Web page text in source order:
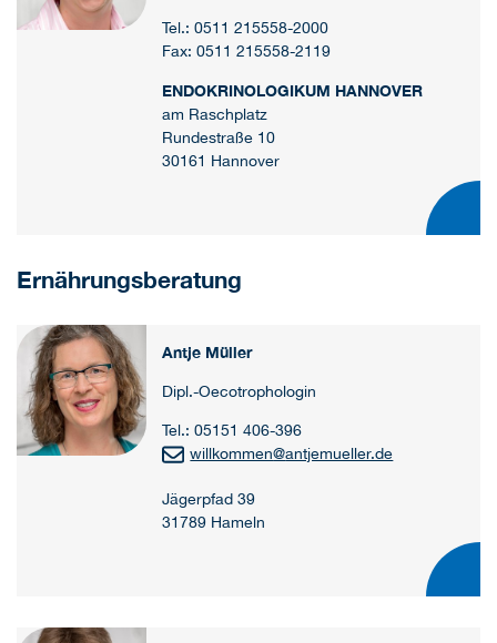
Tel.: 0511 215558-2000
Fax: 0511 215558-2119
ENDOKRINOLOGIKUM HANNOVER
am Raschplatz
Rundestraße 10
30161 Hannover
Ernährungsberatung
Antje Müller
Dipl.-Oecotrophologin
Tel.: 05151 406-396
willkommen@antjemueller.de
Jägerpfad 39
31789 Hameln